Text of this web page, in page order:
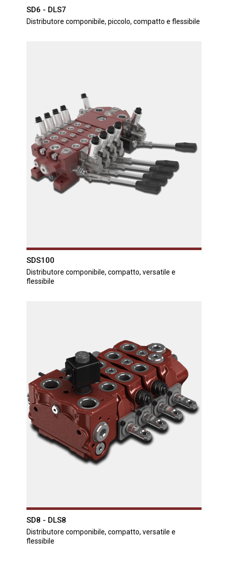
SD6 - DLS7
Distributore componibile, piccolo, compatto e flessibile
SDS100
Distributore componibile, compatto, versatile e
flessibile
SD8 - DLS8
Distributore componibile, compatto, versatile e
flessibile